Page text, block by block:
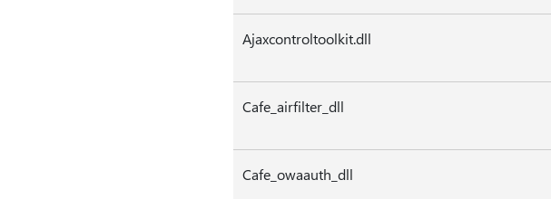
Ajaxcontroltoolkit.dll
Cafe_airfilter_dll
Cafe_owaauth_dll